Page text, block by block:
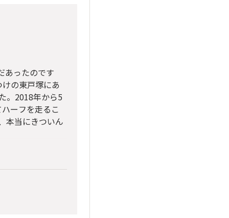
あったのです
の東戸塚にあ
。2018年から5
ーフを走るこ
本当にきついん